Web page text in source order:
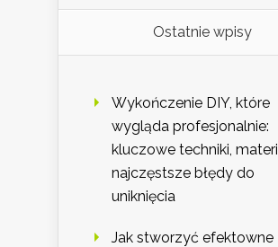
Ostatnie wpisy
Wykończenie DIY, które
wygląda profesjonalnie:
kluczowe techniki,
najczęstsze błędy do
uniknięcia
Jak stworzyć efektowne